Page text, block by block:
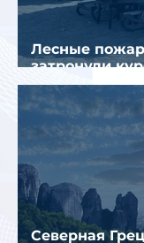
Лесные
затронули
Муглы
Северная